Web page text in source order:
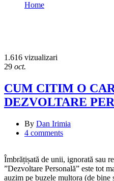
Home
1.616 vizualizari
29 oct.
CUM CITIM O
DEZVOLTARE
By Dan Irimia
4 comments
Îmbrățișată de unii, ignorată sau
”Dezvoltare Personală” este tot
auzim pe buzele multora (de bine